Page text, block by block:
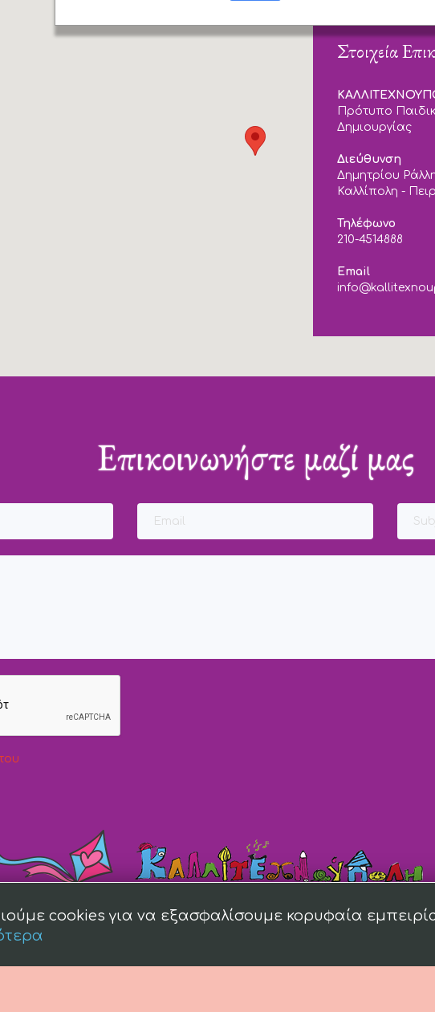
Στοιχεία
Πρότυπο
Δημιουργίας
Διεύθυνση
Δημητρίου
Καλλίπολη -
Τηλέφωνο
210-4514888
Email
Επικοινωνήστε μαζί μας
cookies για να εξασφαλίσουμε κορυφαία